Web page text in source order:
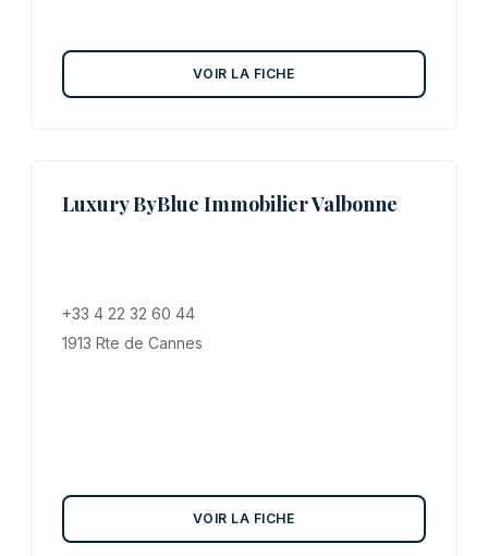
VOIR LA FICHE
Luxury ByBlue Immobilier Valbonne
+33 4 22 32 60 44
1913 Rte de Cannes
VOIR LA FICHE